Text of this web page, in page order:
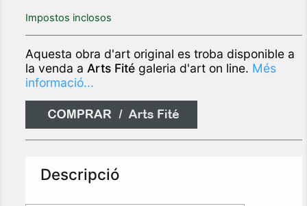
Impostos inclosos
Aquesta obra d'art original es troba disponible a
la venda a Arts Fité galeria d'art on line. Més
informació...
Descripció